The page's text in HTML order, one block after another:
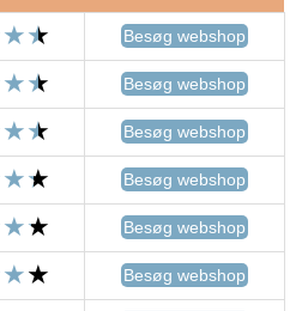
Besøg webshop
Besøg webshop
Besøg webshop
Besøg webshop
Besøg webshop
Besøg webshop